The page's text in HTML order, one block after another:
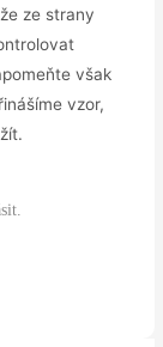
ze strany
však
vzor,